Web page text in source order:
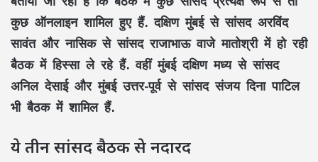
कुछ ऑनलाइन शामिल हुए हैं. दक्षिण मुंबई से सांसद अरविंद
सावंत और नासिक से सांसद राजाभाऊ वाजे मातोश्री में हो रही
बैठक में हिस्सा ले रहे हैं. वहीं मुंबई दक्षिण मध्य से सांसद
अनिल देसाई और मुंबई उत्तर-पूर्व से सांसद संजय दिना पाटिल
भी बैठक में शामिल हैं.
ये तीन सांसद बैठक से नदारद